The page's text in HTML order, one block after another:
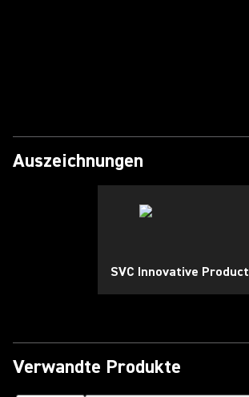
Auszeichnungen
SVC Innovative Product
Verwandte Produkte